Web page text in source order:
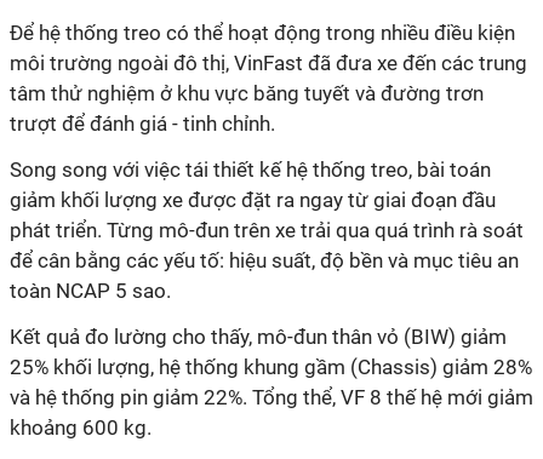
Để hệ thống treo có thể hoạt động trong nhiều điều kiện
môi trường ngoài đô thị, VinFast đã đưa xe đến các trung
tâm thử nghiệm ở khu vực băng tuyết và đường trơn
trượt để đánh giá - tinh chỉnh.
Song song với việc tái thiết kế hệ thống treo, bài toán
giảm khối lượng xe được đặt ra ngay từ giai đoạn đầu
phát triển. Từng mô-đun trên xe trải qua quá trình rà soát
để cân bằng các yếu tố: hiệu suất, độ bền và mục tiêu an
toàn NCAP 5 sao.
Kết quả đo lường cho thấy, mô-đun thân vỏ (BIW) giảm
25% khối lượng, hệ thống khung gầm (Chassis) giảm 28%
và hệ thống pin giảm 22%. Tổng thể, VF 8 thế hệ mới giảm
khoảng 600 kg.